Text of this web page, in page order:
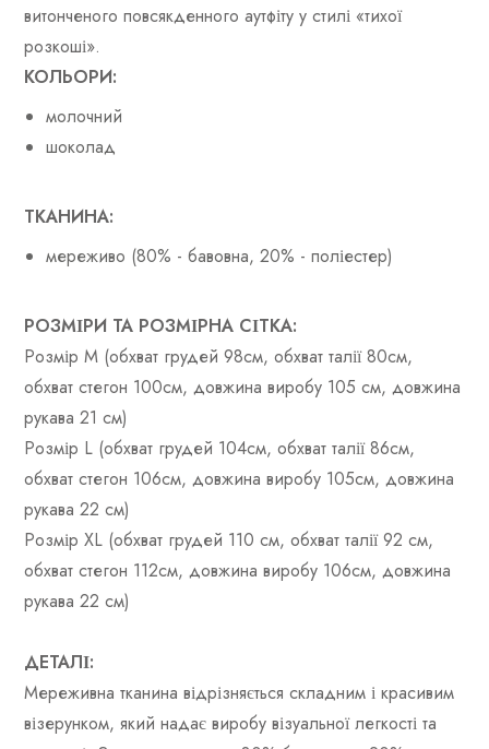
витонченого повсякденного аутфіту у стилі «тихої
розкоші».
КОЛЬОРИ:
молочний
шоколад
ТКАНИНА:
мереживо (80% - бавовна, 20% - поліестер)
РОЗМІРИ ТА РОЗМІРНА СІТКА:
Розмір M (обхват грудей 98см, обхват талії 80см,
обхват стегон 100см, довжина виробу 105 см, довжина
рукава 21 см)
Розмір L (обхват грудей 104см, обхват талії 86см,
обхват стегон 106см, довжина виробу 105см, довжина
рукава 22 см)
Розмір XL (обхват грудей 110 см, обхват талії 92 см,
обхват стегон 112см, довжина виробу 106см, довжина
рукава 22 см)
ДЕТАЛІ:
Мереживна тканина відрізняється складним і красивим
візерунком, який надає виробу візуальної легкості та